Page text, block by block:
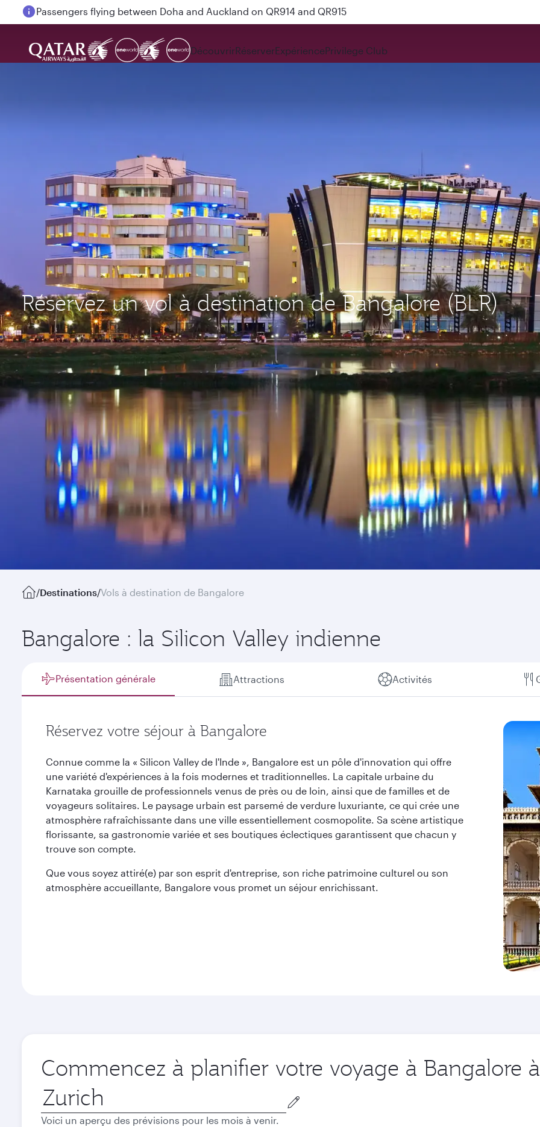
Passengers flying between Doha and Auckland on QR914 and QR915
DécouvrirRéserverExpériencePrivilege Club
Réservez un vol à destination de Bangalore (BLR)
/Destinations/Vols à destination de Bangalore
Bangalore : la Silicon Valley indienne
Présentation générale Attractions Activités
Réservez votre séjour à Bangalore
Connue comme la « Silicon Valley de l'Inde », Bangalore est un pôle d'innovation qui offre
une variété d'expériences à la fois modernes et traditionnelles. La capitale urbaine du
Karnataka grouille de professionnels venus de près ou de loin, ainsi que de familles et de
voyageurs solitaires. Le paysage urbain est parsemé de verdure luxuriante, ce qui crée une
atmosphère rafraîchissante dans une ville essentiellement cosmopolite. Sa scène artistique
florissante, sa gastronomie variée et ses boutiques éclectiques garantissent que chacun y
trouve son compte.
Que vous soyez attiré(e) par son esprit d'entreprise, son riche patrimoine culturel ou son
atmosphère accueillante, Bangalore vous promet un séjour enrichissant.
Commencez à planifier votre voyage à Bangalore
Ville
de
départ
Voici un aperçu des prévisions pour les mois à venir.